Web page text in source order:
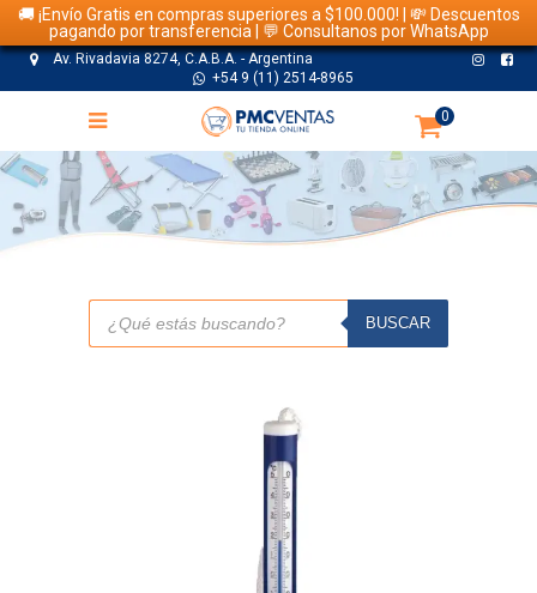
🚚 ¡Envío Gratis en compras superiores a $100.000! | 💸 Descuentos
pagando por transferencia | 💬 Consultanos por WhatsApp
Av. Rivadavia 8274, C.A.B.A. - Argentina
+54 9 (11) 2514-8965
0
TIENDA
Búsqueda
productos
BUSCAR